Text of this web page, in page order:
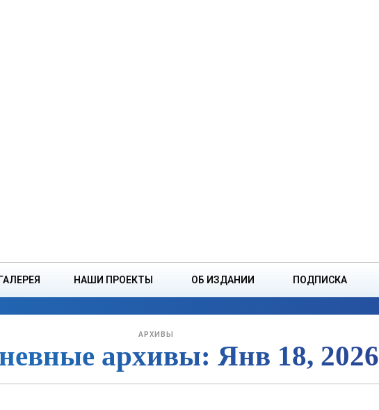
ГАЛЕРЕЯ НАШИ ПРОЕКТЫ ОБ ИЗДАНИИ ПОДПИСКА
АРХИВЫ
архивы: Янв 18, 2026